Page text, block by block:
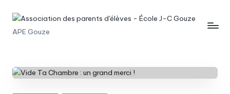
Skip
A
s
APE Gouze